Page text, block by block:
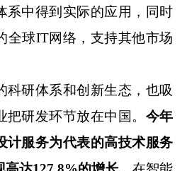
系中得到实际的应用，同时
全球IT网络，支持其他市场
研体系和创新生态，也吸
研发环节放在中国。 今年
计服务为代表的高技术服务